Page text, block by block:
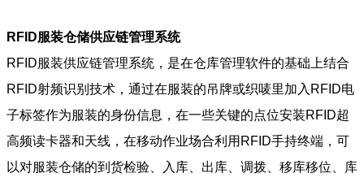
RFID服装仓储供应链管理系统
RFID服装供应链管理系统，是在仓库管理软件的基础上结合
RFID射频识别技术，通过在服装的吊牌或织唛里加入RFID电
子标签作为服装的身份信息，在一些关键的点位安装RFID超
高频读卡器和天线，在移动作业场合利用RFID手持终端，可
以对服装仓储的到货检验、入库、出库、调拨、移库移位、库